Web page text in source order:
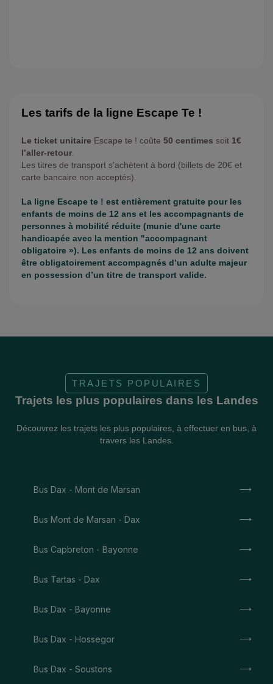
Les tarifs de la ligne Escape Te !
Le ticket unitaire Escape te ! coûte 50 centimes soit 1€
l’aller-retour
Les titres de transport s'achètent à bord (billets de 20€ et
carte bancaire non acceptés).
La ligne Escape te ! est entièrement gratuite pour les
enfants de moins de 12 ans et les accompagnants de
personnes à mobilité réduite (munie d'une carte
handicapée avec la mention "accompagnant
obligatoire »). Les enfants de moins de 12 ans doivent
être obligatoirement accompagnés d’un adulte majeur
en possession d’un titre de transport valide.
Trajets les plus populaires dans les Landes
TRAJETS POPULAIRES
Découvrez les trajets les plus populaires, à effectuer en bus, à
travers les Landes.
Bus Dax - Mont de Marsan
Bus Mont de Marsan - Dax
Bus Capbreton - Bayonne
Bus Tartas - Dax
Bus Dax - Bayonne
Bus Dax - Hossegor
Bus Dax - Soustons